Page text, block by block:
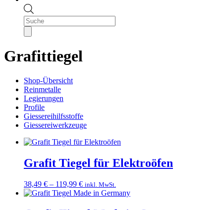
Products
search
Grafittiegel
Shop-Übersicht
Reinmetalle
Legierungen
Profile
Giessereihilfsstoffe
Giessereiwerkzeuge
Grafit Tiegel für Elektroöfen
38,49 € – 119,99 €Preisspanne:
38,49 €
inkl. MwSt.